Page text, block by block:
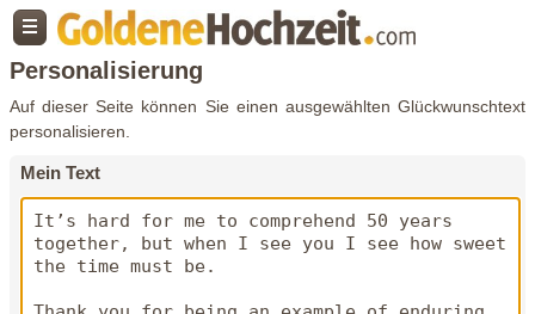
Personalisierung
Auf dieser Seite können Sie einen ausgewählten Glückwunschtext
personalisieren.
Mein Text